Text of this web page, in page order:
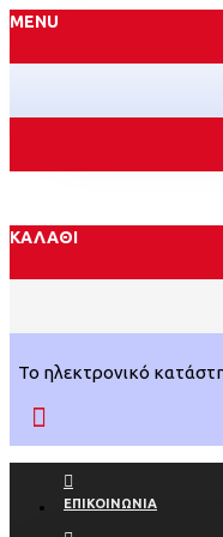
MENU
ΚΑΛΆΘΙ
Το ηλεκτρονικό
ΕΠΙΚΟΙΝΩΝΊΑ